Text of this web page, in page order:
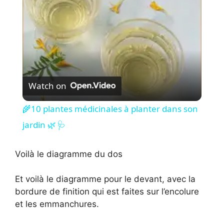
a
y
V
i
o
Watch on
🌾10 plantes médicinales à planter dans son
jardin 🌿 🩺
Voilà le diagramme du dos
Et voilà le diagramme pour le devant, avec la
bordure de finition qui est faites sur l’encolure
et les emmanchures.